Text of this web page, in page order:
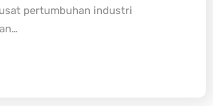
pertumbuhan industri